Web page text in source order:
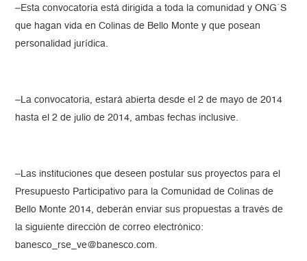
–Esta convocatoria está dirigida a toda la comunidad y ONG´S
que hagan vida en Colinas de Bello Monte y que posean
personalidad jurídica.
–La convocatoria, estará abierta desde el 2 de mayo de 2014
hasta el 2 de julio de 2014, ambas fechas inclusive.
–Las instituciones que deseen postular sus proyectos para el
Presupuesto Participativo para la Comunidad de Colinas de
Bello Monte 2014, deberán enviar sus propuestas a través de
la siguiente dirección de correo electrónico:
banesco_rse_ve@banesco.com.